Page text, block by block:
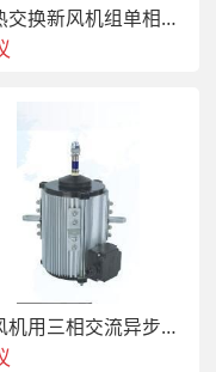
全热交换新风机组单相交流异步电容运转电机
冷风机用三相交流异步电机